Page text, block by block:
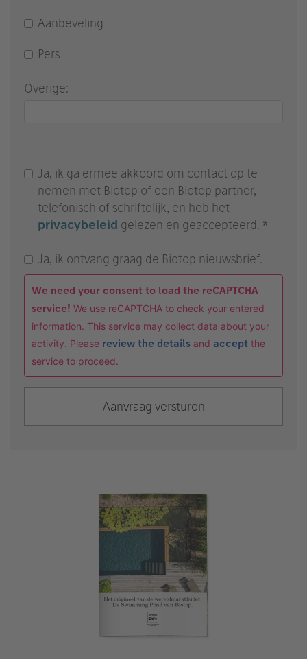
Aanbeveling
Pers
Overige:
Ja, ik ga ermee akkoord om contact op te
nemen met Biotop of een Biotop partner,
telefonisch of schriftelijk, en heb het
privacybeleid gelezen en geaccepteerd. *
Ja, ik ontvang graag de Biotop nieuwsbrief.
We need your consent to load the reCAPTCHA
service! We use reCAPTCHA to check your entered
information. This service may collect data about your
activity. Please review the details and accept the
service to proceed.
Aanvraag versturen